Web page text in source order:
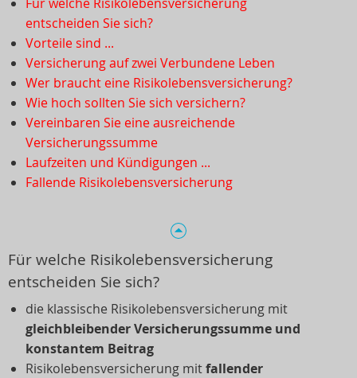
entscheiden Sie sich?
Vorteile sind ...
Versicherung auf zwei Verbundene Leben
Wer braucht eine Risikolebensversicherung?
Wie hoch sollten Sie sich versichern?
Vereinbaren Sie eine ausreichende
Versicherungssumme
Laufzeiten und Kündigungen ...
Fallende Risikolebensversicherung
Für welche Risikolebensversicherung
entscheiden Sie sich?
die klassische Risikolebensversicherung mit
gleichbleibender Versicherungssumme und
konstantem Beitrag
Risikolebensversicherung mitfallender